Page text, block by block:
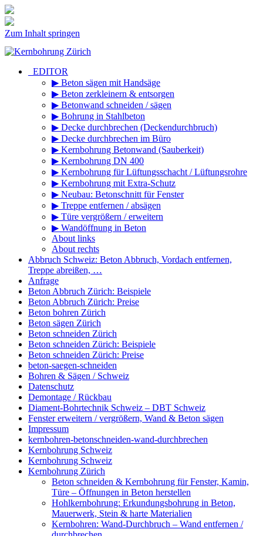
Zum Inhalt springen
_EDITOR
▶ Beton sägen mit Handsäge
▶ Beton zerkleinern & entsorgen
▶ Betonwand schneiden / sägen
▶ Bohrung in Stahlbeton
▶ Decke durchbrechen (Deckendurchbruch)
▶ Decke durchbrechen im Büro
▶ Kernbohrung Betonwand (Sauberkeit)
▶ Kernbohrung DN 400
▶ Kernbohrung für Lüftungsschacht / Lüftungsrohre
▶ Kernbohrung mit Extra-Schutz
▶ Neubau: Betonschnitt für Fenster
▶ Treppe entfernen / absägen
▶ Türe vergrößern / erweitern
▶ Wandöffnung in Beton
About links
About rechts
Abbruch Schweiz: Beton Abbruch, Vordach entfernen,
Treppe abreißen, …
Anfrage
Beton Abbruch Zürich: Beispiele
Beton Abbruch Zürich: Preise
Beton bohren Zürich
Beton sägen Zürich
Beton schneiden Zürich
Beton schneiden Zürich: Beispiele
Beton schneiden Zürich: Preise
beton-saegen-schneiden
Bohren & Sägen / Schweiz
Datenschutz
Demontage / Rückbau
Diament-Bohrtechnik Schweiz – DBT Schweiz
Fenster erweitern / vergrößern, Wand & Beton sägen
Impressum
kernbohren-betonschneiden-wand-durchbrechen
Kernbohrung Schweiz
Kernbohrung Schweiz
Kernbohrung Zürich
Beton schneiden & Kernbohrung für Fenster, Kamin,
Türe – Öffnungen in Beton herstellen
Hohlkernbohrung: Erkundungsbohrung in Beton,
Mauerwerk, Stein & harte Materialien
Kernbohren: Wand-Durchbruch – Wand entfernen /